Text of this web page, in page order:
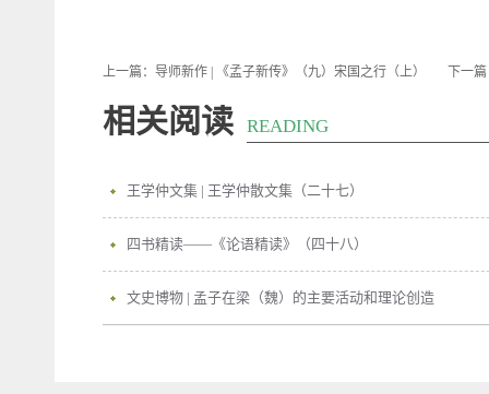
上一篇： 导师新作 | 《孟子新传》（九）宋国之行（上） 下一
相关阅读 READING
王学仲文集 | 王学仲散文集（二十七）
四书精读——《论语精读》（四十八）
文史博物 | 孟子在梁（魏）的主要活动和理论创造